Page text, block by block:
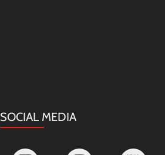
SOCIAL MEDIA